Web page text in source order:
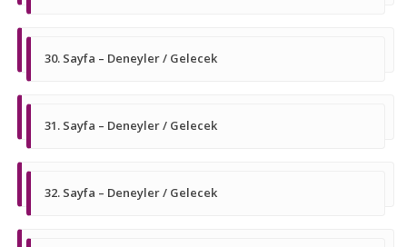
30. Sayfa – Deneyler / Gelecek
31. Sayfa – Deneyler / Gelecek
32. Sayfa – Deneyler / Gelecek